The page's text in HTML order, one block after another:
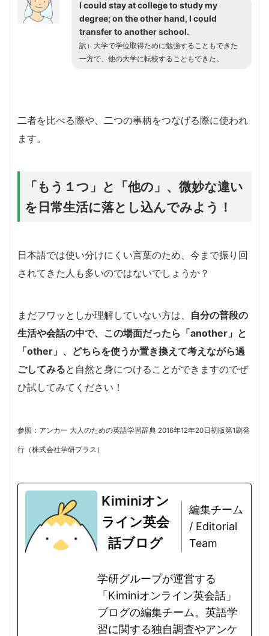
I could stay at college to study my
degree; on the other hand, I could
transfer to another school.
訳）大学で学位取得ために勉強することもできた
一方で、他の大学に転校することもできた。
二者を比べる際や、二つの事柄をつなげる際に使われ
ます。
「もう１つ」と「他の」、微妙な違い
を日常生活に落とし込んでみよう！
日本語では使い分けにくい言葉のため、今まで振り回
されてきた人も多いのではないでしょうか？
まだフワッとしか理解していない方は、 自分の普段の
生活や会話の中で、この場面だったら「another」と
「other」、どちらを使うか置き換えて考えながら過
ごしてみると自然と身につけることができますのでぜ
ひ試してみてください！
参照：アンカー 大人のための英語学習辞典 2016年12年20日初版第1刷発
行（株式会社学研プラス）
Kiminiオン
ライン英会
話ブログ
編集チーム
/ Editorial
Team
学研グループが運営する
「Kiminiオンライン英会話」
ブログの編集チーム。英語学
習に関する独自調査やアンケ